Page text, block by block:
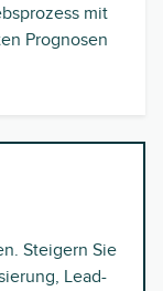
mit
Prognosen
Steigern Sie
Lead-